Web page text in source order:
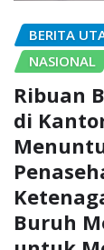
BERITA
NASIONAL
Ribuan
di
Buruh